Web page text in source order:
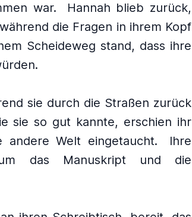
war.
Hannah blieb zurück,
die Fragen in ihrem Kopf
Scheideweg stand, dass ihre
sie durch die Straßen zurück
sie so gut kannte, erschien ihr
Welt eingetaucht.
Ihre
das Manuskript und die